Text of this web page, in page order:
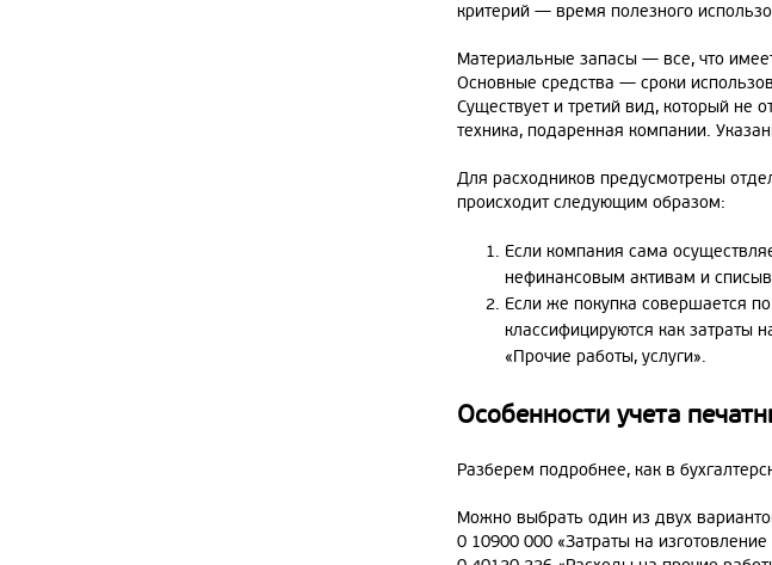
критерий — время полезного
Материальные запасы — все, что
Основные средства — сроки
Существует и третий вид, который не
техника, подаренная компании.
Для расходников предусмотрены
происходит следующим образом:
Если компания сама
нефинансовым активам и
Если же покупка совершается
классифицируются как затраты
«Прочие работы, услуги».
Особенности учета
Разберем подробнее, как в
Можно выбрать один из двух
0 10900 000 «Затраты на